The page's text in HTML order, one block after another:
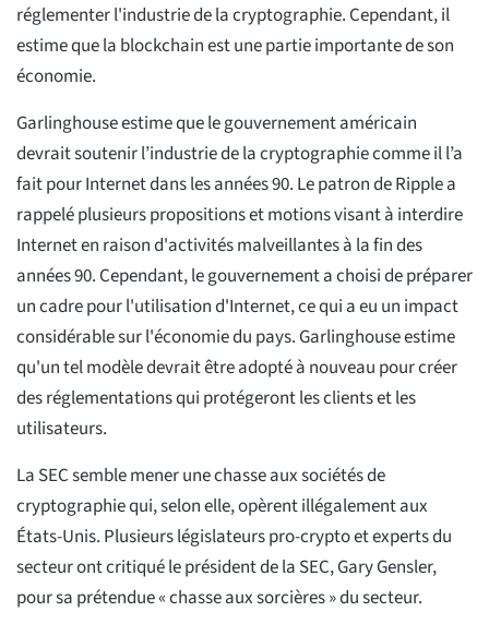
réglementer l'industrie de la cryptographie. Cependant, il
estime que la blockchain est une partie importante de son
économie.
Garlinghouse estime que le gouvernement américain
devrait soutenir l’industrie de la cryptographie comme il l’a
fait pour Internet dans les années 90. Le patron de Ripple a
rappelé plusieurs propositions et motions visant à interdire
Internet en raison d'activités malveillantes à la fin des
années 90. Cependant, le gouvernement a choisi de préparer
un cadre pour l'utilisation d'Internet, ce qui a eu un impact
considérable sur l'économie du pays. Garlinghouse estime
qu'un tel modèle devrait être adopté à nouveau pour créer
des réglementations qui protégeront les clients et les
utilisateurs.
La SEC semble mener une chasse aux sociétés de
cryptographie qui, selon elle, opèrent illégalement aux
États-Unis. Plusieurs législateurs pro-crypto et experts du
secteur ont critiqué le président de la SEC, Gary Gensler,
pour sa prétendue « chasse aux sorcières » du secteur.